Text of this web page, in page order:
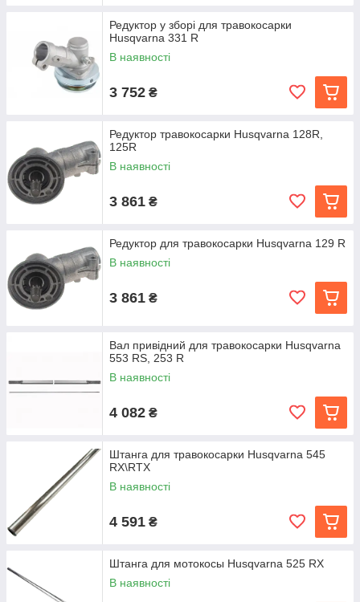
Редуктор у зборі для травокосарки
Husqvarna 331 R
В наявності
3 752 ₴
Редуктор травокосарки Husqvarna 128R,
125R
В наявності
3 861 ₴
Редуктор для травокосарки Husqvarna 129 R
В наявності
3 861 ₴
Вал привідний для травокосарки Husqvarna
553 RS, 253 R
В наявності
4 082 ₴
Штанга для травокосарки Husqvarna 545
RX\RTX
В наявності
4 591 ₴
Штанга для мотокосы Husqvarna 525 RX
В наявності